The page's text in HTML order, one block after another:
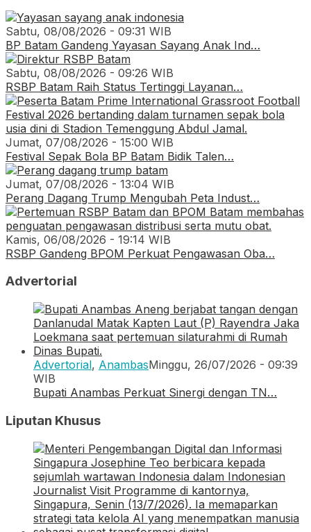
Sabtu, 08/08/2026 - 09:31 WIB
BP Batam Gandeng Yayasan Sayang Anak Ind…
Sabtu, 08/08/2026 - 09:26 WIB
RSBP Batam Raih Status Tertinggi Layanan…
Jumat, 07/08/2026 - 15:00 WIB
Festival Sepak Bola BP Batam Bidik Talen…
Jumat, 07/08/2026 - 13:04 WIB
Perang Dagang Trump Mengubah Peta Indust…
Kamis, 06/08/2026 - 19:14 WIB
RSBP Gandeng BPOM Perkuat Pengawasan Oba…
Advertorial
Advertorial, AnambasMinggu, 26/07/2026 - 09:39
WIB
Bupati Anambas Perkuat Sinergi dengan TN…
Liputan Khusus